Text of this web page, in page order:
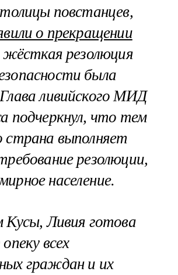
повстанцев,
о прекращении
жёсткая резолюция
была
ливийского МИД
подчеркнул, что тем
страна выполняет
резолюции,
население.
Кусы, Ливия готова
всех
граждан и их